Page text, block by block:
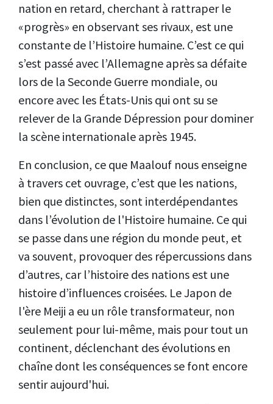
nation en retard, cherchant à rattraper le
«progrès» en observant ses rivaux, est une
constante de l’Histoire humaine. C’est ce qui
s’est passé avec l’Allemagne après sa défaite
lors de la Seconde Guerre mondiale, ou
encore avec les États-Unis qui ont su se
relever de la Grande Dépression pour dominer
la scène internationale après 1945.
En conclusion, ce que Maalouf nous enseigne
à travers cet ouvrage, c’est que les nations,
bien que distinctes, sont interdépendantes
dans l’évolution de l'Histoire humaine. Ce qui
se passe dans une région du monde peut, et
va souvent, provoquer des répercussions dans
d’autres, car l’histoire des nations est une
histoire d’influences croisées. Le Japon de
l'ère Meiji a eu un rôle transformateur, non
seulement pour lui-même, mais pour tout un
continent, déclenchant des évolutions en
chaîne dont les conséquences se font encore
sentir aujourd'hui.